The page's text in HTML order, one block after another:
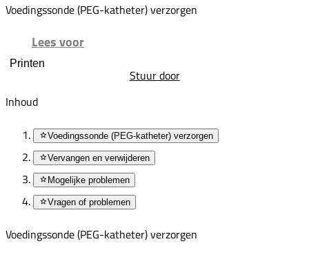
Voedingssonde (PEG-katheter) verzorgen
Lees voor
Printen
Stuur door
Inhoud
Voedingssonde (PEG-katheter) verzorgen
Vervangen en verwijderen
Mogelijke problemen
Vragen of problemen
Voedingssonde (PEG-katheter) verzorgen